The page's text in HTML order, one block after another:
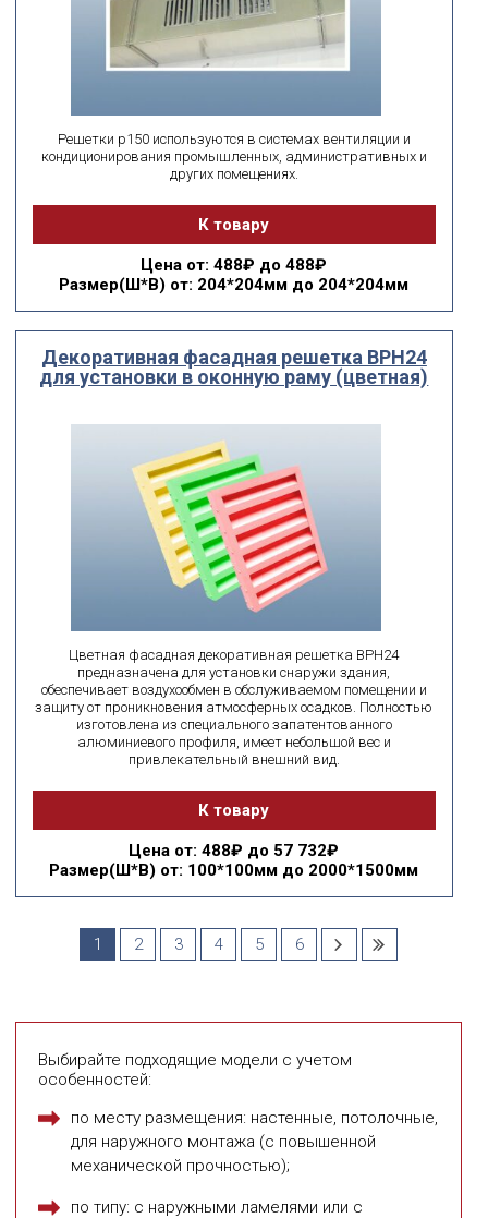
Решетки р150 используются в системах вентиляции и
кондиционирования промышленных, административных и
других помещениях.
К товару
Цена от: 488₽ до 488₽
Размер(Ш*В) от: 204*204мм до 204*204мм
Декоративная фасадная решетка ВРН24
для установки в оконную раму (цветная)
Цветная фасадная декоративная решетка ВРН24
предназначена для установки снаружи здания,
обеспечивает воздухообмен в обслуживаемом помещении и
защиту от проникновения атмосферных осадков. Полностью
изготовлена из специального запатентованного
алюминиевого профиля, имеет небольшой вес и
привлекательный внешний вид.
К товару
Цена от: 488₽ до 57 732₽
Размер(Ш*В) от: 100*100мм до 2000*1500мм
1 2 3 4 5 6
Выбирайте подходящие модели с учетом
особенностей:
по месту размещения: настенные, потолочные,
для наружного монтажа (с повышенной
механической прочностью);
по типу: с наружными ламелями или с